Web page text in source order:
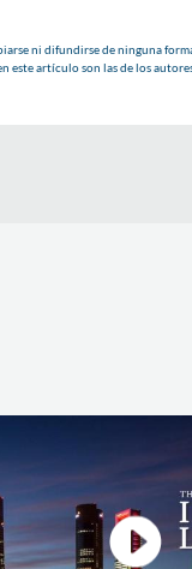
ni difundirse de ninguna
artículo son las de los